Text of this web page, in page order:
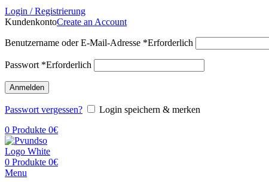
Login / Registrierung
KundenkontoCreate an Account
Benutzername oder E-Mail-Adresse *Erforderlich
Passwort *Erforderlich
Anmelden
Passwort vergessen?
Login speichern & merken
0 Produkte 0€
0 Produkte 0€
Menu